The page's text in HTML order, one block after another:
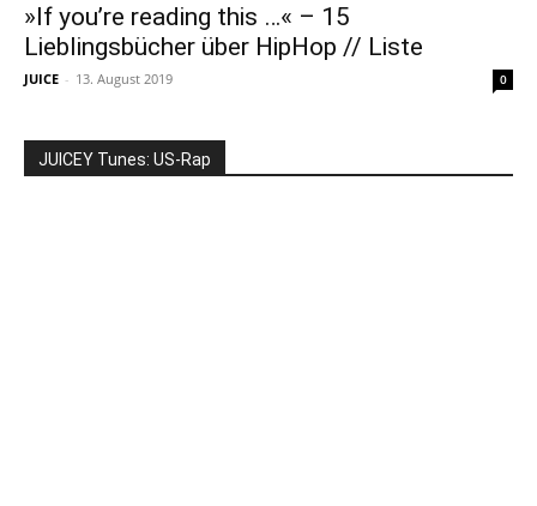
»If you’re reading this …« – 15
Lieblingsbücher über HipHop // Liste
JUICE - 13. August 2019 0
JUICEY Tunes: US-Rap